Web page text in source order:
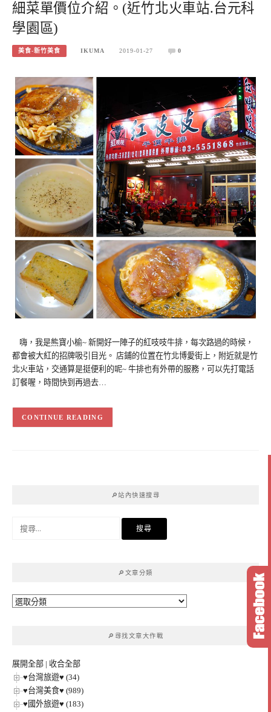
細菜單價位介紹。(近竹北火車站.台元科
學園區)
美食-新竹美食 IKUMA 2019-01-27 0
嗨，我是熊寶小榆~ 新開好一陣子的紅吱吱牛排，每次路過的時候，
都會被大紅的招牌吸引目光。 店鋪的位置在竹北博愛街上，附近就是竹
北火車站，交通算是挺便利的呢~ 牛排也有外帶的服務，可以先打電話
訂餐喔，時間快到再過去…
CONTINUE READING
🔎站內快速搜尋
🔎文章分類
🔎
🔎尋找文章大作戰
展開全部 | 收合全部
♥台灣旅遊♥ (34)
♥台灣美食♥ (989)
♥國外旅遊♥ (183)